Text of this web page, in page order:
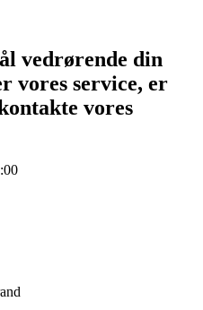
vedrørende din
vores service, er
vores